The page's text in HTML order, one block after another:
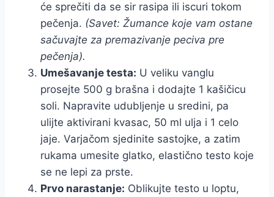
će sprečiti da se sir rasipa ili iscuri tokom
pečenja. (Savet: Žumance koje vam ostane
sačuvajte za premazivanje peciva pre
pečenja).
Umešavanje testa: U veliku vanglu
prosejte 500 g brašna i dodajte 1 kašičicu
soli. Napravite udubljenje u sredini, pa
ulijte aktivirani kvasac, 50 ml ulja i 1 celo
jaje. Varjačom sjedinite sastojke, a zatim
rukama umesite glatko, elastično testo koje
se ne lepi za prste.
Prvo narastanje: Oblikujte testo u loptu,